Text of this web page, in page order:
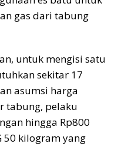
gas dari tabung
untuk mengisi satu
sekitar 17
asumsi harga
tabung, pelaku
hingga Rp800
50 kilogram yang